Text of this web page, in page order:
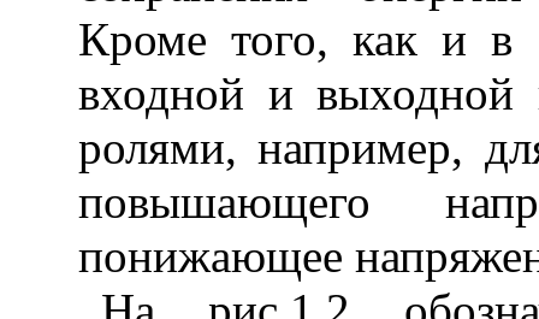
Кроме того, как и в
входной и выходной
ролями, например,
повышающего
понижающее